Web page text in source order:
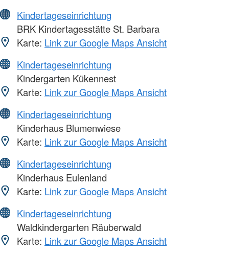
Kindertageseinrichtung
BRK Kindertagesstätte St. Barbara
Karte: Link zur Google Maps Ansicht
Kindertageseinrichtung
Kindergarten Kükennest
Karte: Link zur Google Maps Ansicht
Kindertageseinrichtung
Kinderhaus Blumenwiese
Karte: Link zur Google Maps Ansicht
Kindertageseinrichtung
Kinderhaus Eulenland
Karte: Link zur Google Maps Ansicht
Kindertageseinrichtung
Waldkindergarten Räuberwald
Karte: Link zur Google Maps Ansicht